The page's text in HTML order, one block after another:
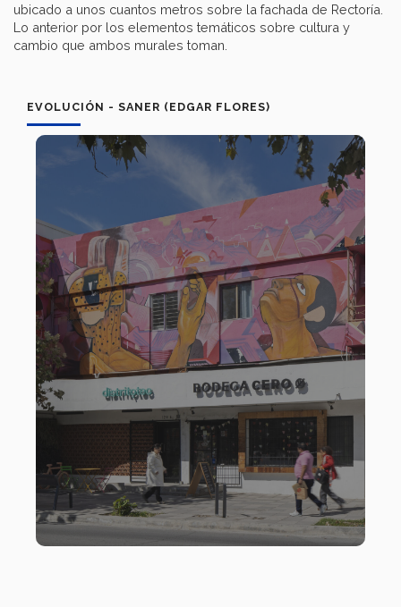
ubicado a unos cuantos metros sobre la fachada de Rectoría.
Lo anterior por los elementos temáticos sobre cultura y
cambio que ambos murales toman.
EVOLUCIÓN - SANER (EDGAR FLORES)